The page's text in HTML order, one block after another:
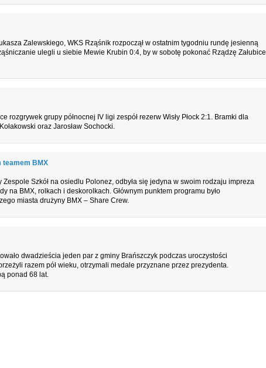
Zalewskiego, WKS Rząśnik rozpoczął w ostatnim tygodniu rundę jesienną
ulegli u siebie Mewie Krubin 0:4, by w sobotę pokonać Rządzę Załubice
rozgrywek grupy północnej IV ligi zespół rezerw Wisły Płock 2:1. Bramki dla
oraz Jarosław Sochocki.
teamem BMX
Szkół na osiedlu Polonez, odbyła się jedyna w swoim rodzaju impreza
na BMX, rolkach i deskorolkach. Głównym punktem programu było
miasta drużyny BMX – Share Crew.
dwadzieścia jeden par z gminy Brańszczyk podczas uroczystości
razem pół wieku, otrzymali medale przyznane przez prezydenta.
ponad 68 lat.